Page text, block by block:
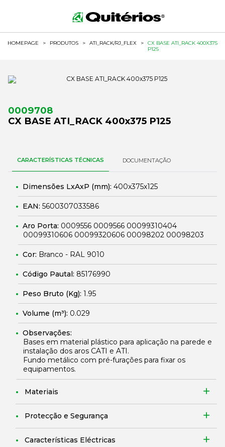
HOMEPAGE > PRODUTOS > ATI_RACK/RJ_FLEX >
CX BASE ATI_RACK 400X375
P125
0009708
CX BASE ATI_RACK 400x375 P125
CARACTERÍSTICAS TÉCNICAS DOCUMENTAÇÃO
Dimensões LxAxP (mm): 400x375x125
EAN: 5600307033586
Aro Porta: 0009556 0009566 00099310404
00099310606 00099320606 00098202 00098203
Cor: Branco - RAL 9010
Código Pautal: 85176990
Peso Bruto (Kg): 1.95
Volume (m³): 0.029
Observações:
Bases em material plástico para aplicação na parede e
instalação dos aros CATI e ATI.
Fundo metálico com pré-furações para fixar os
equipamentos.
Materiais
Protecção e Segurança
Características Eléctricas